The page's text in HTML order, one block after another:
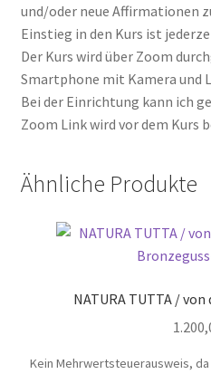
und/oder neue Affirmationen
Einstieg in den Kurs ist
Der Kurs wird über Zoom
Smartphone mit Kamera und
Bei der Einrichtung kann ich
Zoom Link wird vor dem Kurs
Ähnliche Produkte
NATURA TUTTA /
Kein Mehrwertsteuerausweis,